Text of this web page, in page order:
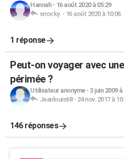
Hannah- 16 août 2020 à 05:29
snocky. - 16 août 2020 à 10:06
1 réponse
Peut-on voyager avec
périmée ?
Utilisateur anonyme- 3 juin 2009 à
Jeanlouis68- 24 nov. 2017 à
146 réponses